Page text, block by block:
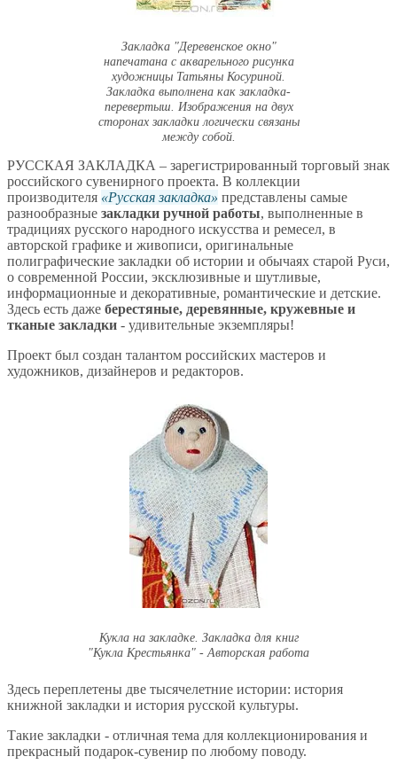
Закладка "Деревенское окно"
напечатана с акварельного рисунка
художницы Татьяны Косуриной.
Закладка выполнена как закладка-
перевертыш. Изображения на двух
сторонах закладки логически связаны
между собой.
РУССКАЯ ЗАКЛАДКА – зарегистрированный торговый знак
российского сувенирного проекта. В коллекции
производителя
Русская закладка
представлены самые
разнообразные закладки ручной работы, выполненные в
традициях русского народного искусства и ремесел, в
авторской графике и живописи, оригинальные
полиграфические закладки об истории и обычаях старой Руси,
о современной России, эксклюзивные и шутливые,
информационные и декоративные, романтические и детские.
Здесь есть даже берестяные, деревянные, кружевные и
тканые закладки - удивительные экземпляры!
Проект был создан талантом российских мастеров и
художников, дизайнеров и редакторов.
Кукла на закладке. Закладка для книг
"Кукла Крестьянка" - Авторская работа
Здесь переплетены две тысячелетние истории: история
книжной закладки и история русской культуры.
Такие закладки - отличная тема для коллекционирования и
прекрасный подарок-сувенир по любому поводу.